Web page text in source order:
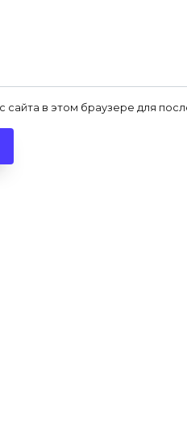
сайта в этом браузере для